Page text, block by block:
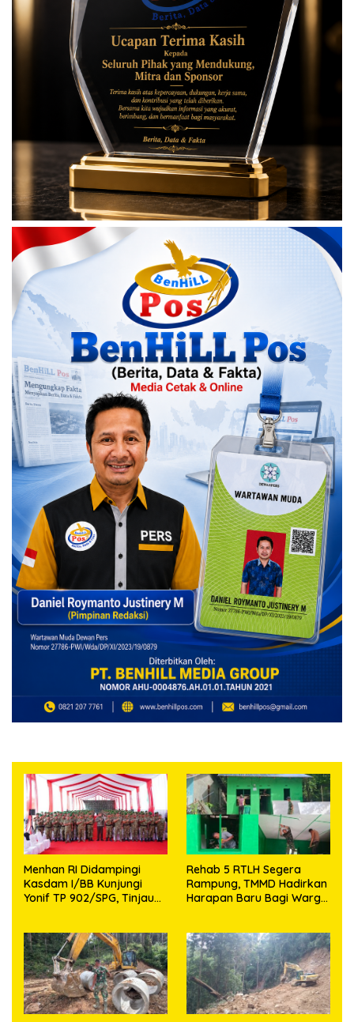
Menhan RI Didampingi
Kasdam I/BB Kunjungi
Yonif TP 902/SPG, Tinjau
Rehab 5 RTLH Segera
Rampung, TMMD Hadirkan
Harapan Baru Bagi Warga